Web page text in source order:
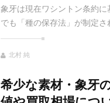
象牙は現在ワシントン条約
でも「種の保存法」が制定さ
北村 純
希少な素材・象牙